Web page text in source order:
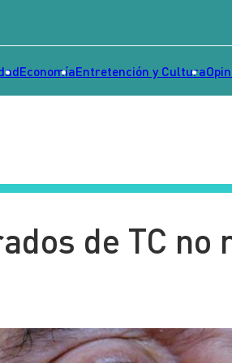
EconomíaEntretención y Cultura
de TC no